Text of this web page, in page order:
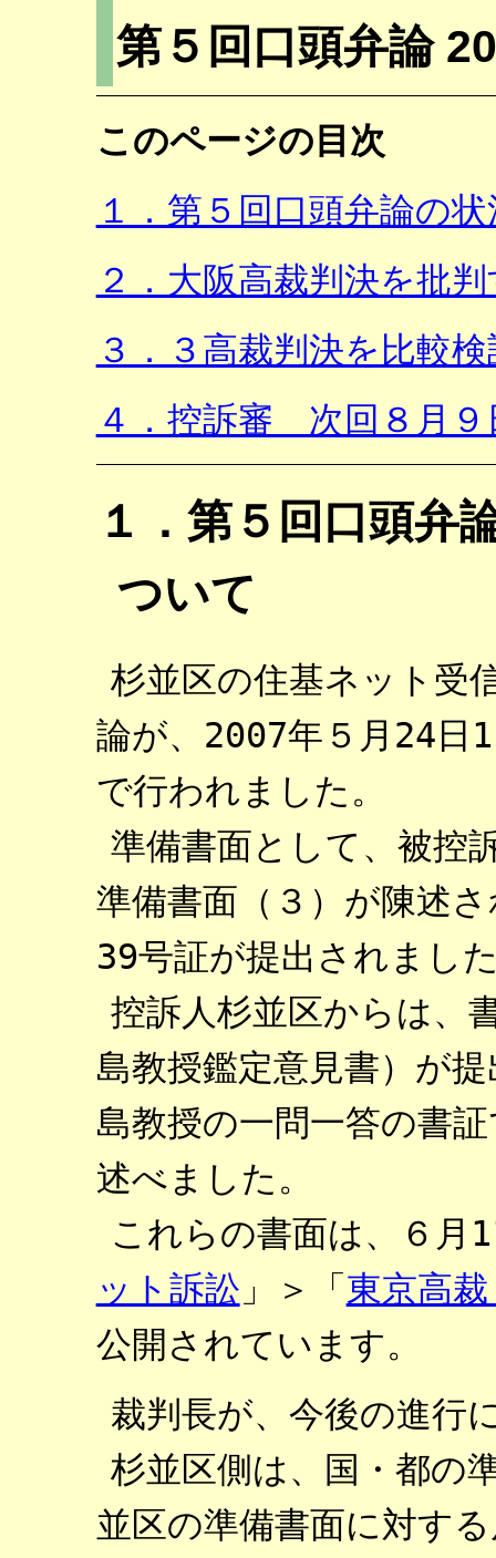
第５回口頭弁論
このページの目次
１．第５回口頭弁論の
２．大阪高裁判決を批
３．３高裁判決を比較
４．控訴審 次回８月９
１．第５回口頭弁
ついて
杉並区の住基ネット受
論が、2007年５月24日
で行われました。
準備書面として、被控
準備書面（３）が陳述
39号証が提出されまし
控訴人杉並区からは、
島教授鑑定意見書）が
島教授の一問一答の書
述べました。
これらの書面は、６月
ット訴訟 」＞「東京高
公開されています。
裁判長が、今後の進行
杉並区側は、国・都の
並区の準備書面に対す